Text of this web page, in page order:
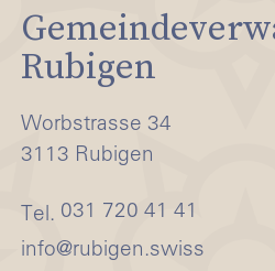
Rubigen
Worbstrasse 34
3113 Rubigen
Tel. 031 720 41 41
nf
r b g n sw ss